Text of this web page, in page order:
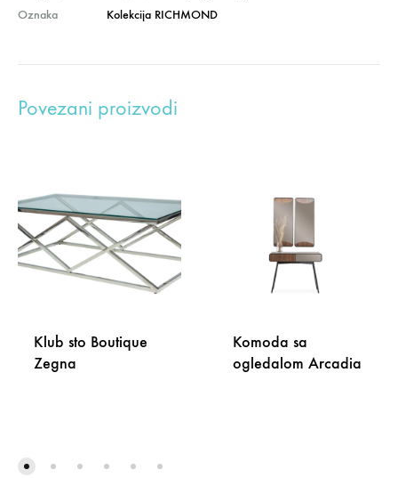
Oznaka
Kolekcija RICHMOND
Povezani proizvodi
Klub sto Boutique
Zegna
Komoda sa
ogledalom Arcadia